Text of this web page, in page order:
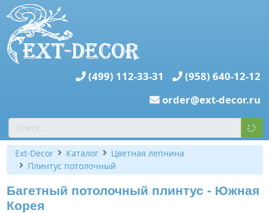
(499) 112-33-31
(958) 640-12-12
order@ext-decor.ru
Ext-Decor Каталог
Цветная лепнина
Плинтус потолочный
Багетный потолочный плинтус - Южная
Корея